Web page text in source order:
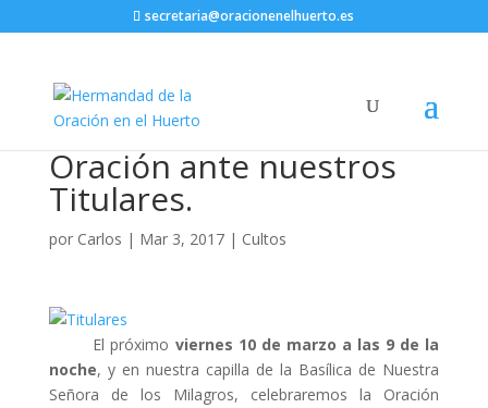
secretaria@oracionenelhuerto.es
Oración ante nuestros
Titulares.
por Carlos | Mar 3, 2017| Cultos
El próximo viernes 10 de marzo a las 9 de la
noche, y en nuestra capilla de la Basílica de Nuestra
Señora de los Milagros, celebraremos la Oración